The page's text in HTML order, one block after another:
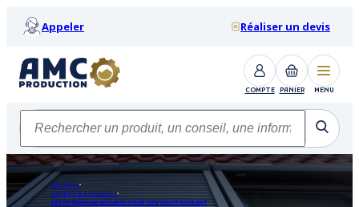
Appeler Réaliser un devis
COMPTE PANIER MENU
ACCUEIL
GUIDES & CONSEILS
LES OPTIONS DE SÉCURITÉ POUR SON VOLET ROULANT